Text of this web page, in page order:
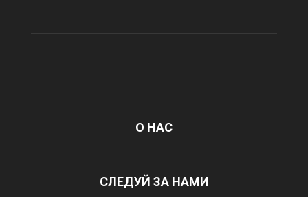
О НАС
СЛЕДУЙ ЗА НАМИ